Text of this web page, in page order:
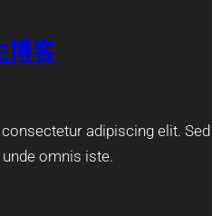
博客
adipiscing elit. Sed
omnis iste.